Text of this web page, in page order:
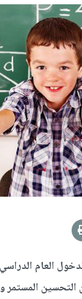
العام
المستمر